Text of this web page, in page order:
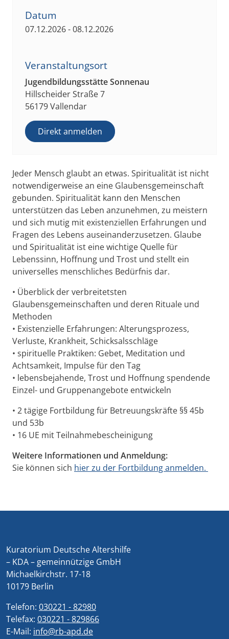
Datum
07.12.2026 - 08.12.2026
Veranstaltungsort
Jugendbildungsstätte Sonnenau
Hillscheider Straße 7
56179 Vallendar
Direkt anmelden
Jeder Mensch glaubt an etwas. Spiritualität ist nicht
notwendigerweise an eine Glaubensgemeinschaft
gebunden. Spiritualität kann den Menschen
unterstützen das Leben anzunehmen, zu meistern
und sich mutig mit existenziellen Erfahrungen und
Fragen des Lebens auseinanderzusetzen. Glaube
und Spiritualität ist eine wichtige Quelle für
Lebenssinn, Hoffnung und Trost und stellt ein
universelles menschliches Bedürfnis dar.
• Überblick der verbreitetsten
Glaubensgemeinschaften und deren Rituale und
Methoden
• Existenzielle Erfahrungen: Alterungsprozess,
Verluste, Krankheit, Schicksalsschläge
• spirituelle Praktiken: Gebet, Meditation und
Achtsamkeit, Impulse für den Tag
• lebensbejahende, Trost und Hoffnung spendende
Einzel- und Gruppenangebote entwickeln
• 2 tägige Fortbildung für Betreuungskräfte §§ 45b
und 53b
• 16 UE mit Teilnahmebescheinigung
Weitere Informationen und Anmeldung:
Sie können sich hier zu der Fortbildung anmelden.
Kuratorium Deutsche Altershilfe
– KDA – gemeinnützige GmbH
Michaelkirchstr. 17-18
10179 Berlin
Telefon: 030221 - 82980
Telefax: 030221 - 829866
E-Mail: info@rb-apd.de